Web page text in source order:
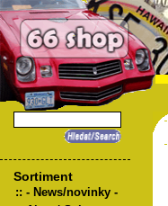
Sortiment
:: - News/novinky -